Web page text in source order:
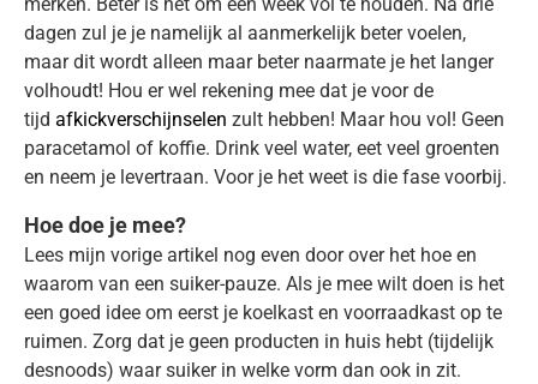
dagen zul je je namelijk al aanmerkelijk beter voelen,
maar dit wordt alleen maar beter naarmate je het langer
volhoudt! Hou er wel rekening mee dat je voor de
tijd afkickverschijnselen zult hebben! Maar hou vol! Geen
paracetamol of koffie. Drink veel water, eet veel groenten
en neem je levertraan. Voor je het weet is die fase voorbij.
Hoe doe je mee?
Lees mijn vorige artikel nog even door over het hoe en
waarom van een suiker-pauze. Als je mee wilt doen is het
een goed idee om eerst je koelkast en voorraadkast op te
ruimen. Zorg dat je geen producten in huis hebt (tijdelijk
desnoods) waar suiker in welke vorm dan ook in zit.